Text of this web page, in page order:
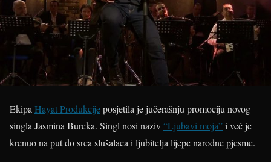
Ekipa Hayat Produkcijeposjetila je jučerašnju promociju novog
singla Jasmina Bureka. Singl nosi naziv“Ljubavi moja”i već je
krenuo na put do srca slušalaca i ljubitelja lijepe narodne pjesme.